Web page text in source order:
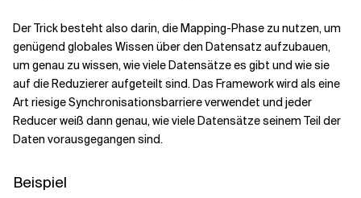
Der Trick besteht also darin, die Mapping-Phase zu nutzen, um
genügend globales Wissen über den Datensatz aufzubauen,
um genau zu wissen, wie viele Datensätze es gibt und wie sie
auf die Reduzierer aufgeteilt sind. Das Framework wird als eine
Art riesige Synchronisationsbarriere verwendet und jeder
Reducer weiß dann genau, wie viele Datensätze seinem Teil der
Daten vorausgegangen sind.
Beispiel